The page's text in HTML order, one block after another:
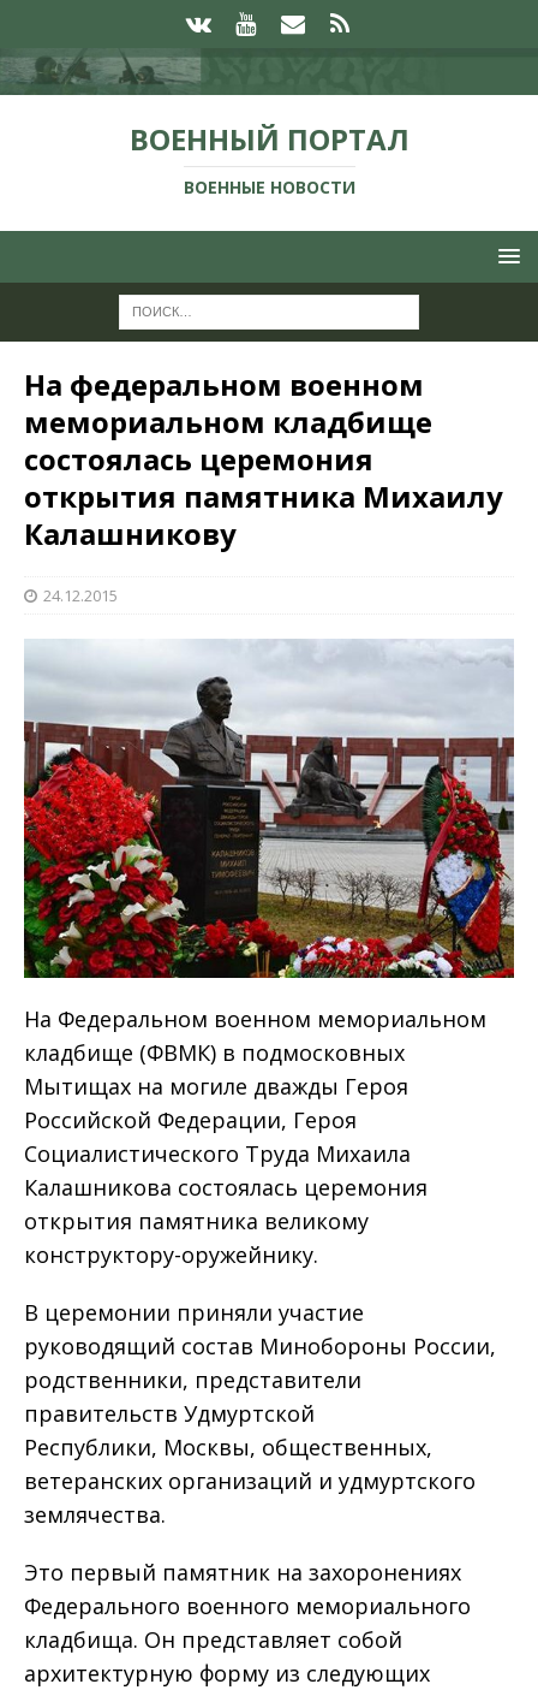
ВОЕННЫЙ ПОРТАЛ
ВОЕННЫЕ НОВОСТИ
На федеральном военном
мемориальном кладбище
состоялась церемония
открытия памятника Михаилу
Калашникову
24.12.2015
На Федеральном военном мемориальном
кладбище (ФВМК) в подмосковных
Мытищах на могиле дважды Героя
Российской Федерации, Героя
Социалистического Труда Михаила
Калашникова состоялась церемония
открытия памятника великому
конструктору-оружейнику.
В церемонии приняли участие
руководящий состав Минобороны России,
родственники, представители
правительств Удмуртской
Республики, Москвы, общественных,
ветеранских организаций и удмуртского
землячества.
Это первый памятник на захоронениях
Федерального военного мемориального
кладбища. Он представляет собой
архитектурную форму из следующих